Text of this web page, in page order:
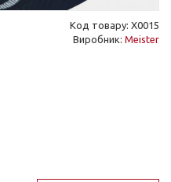
Код товару: X0015
Виробник: Meister